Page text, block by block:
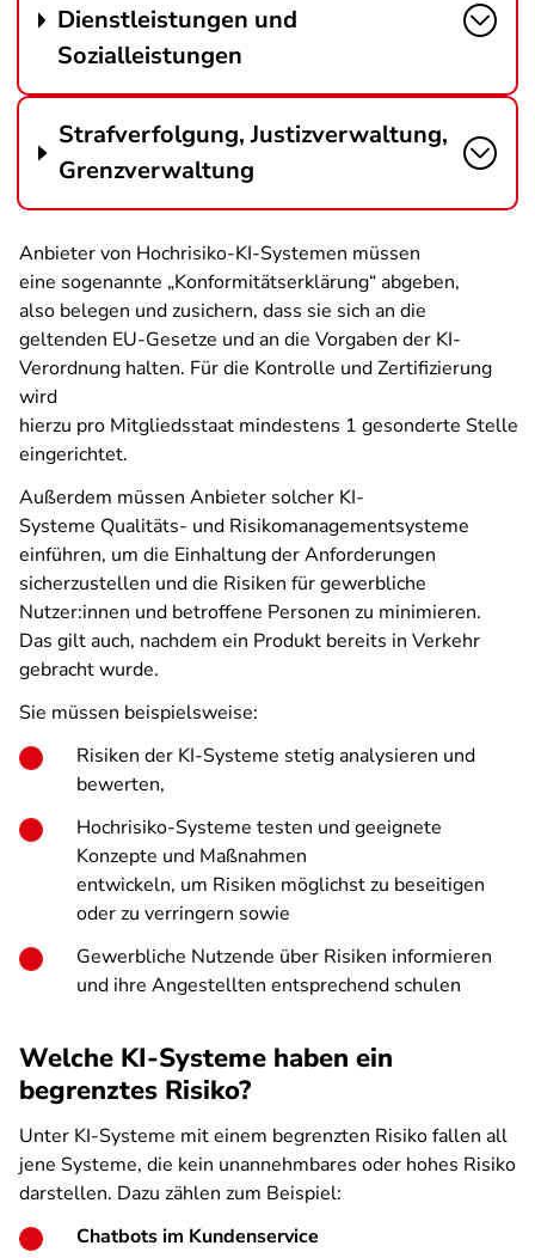
Dienstleistungen und
Sozialleistungen
Strafverfolgung, Justizverwaltung,
Grenzverwaltung
Anbieter von Hochrisiko-KI-Systemen müssen
eine sogenannte „Konformitätserklärung“ abgeben,
also belegen und zusichern, dass sie sich an die
geltenden EU-Gesetze und an die Vorgaben der KI-
Verordnung halten. Für die Kontrolle und Zertifizierung
wird
hierzu pro Mitgliedsstaat mindestens 1 gesonderte Stelle
eingerichtet.
Außerdem müssen Anbieter solcher KI-
Systeme Qualitäts- und Risikomanagementsysteme
einführen, um die Einhaltung der Anforderungen
sicherzustellen und die Risiken für gewerbliche
Nutzer:innen und betroffene Personen zu minimieren.
Das gilt auch, nachdem ein Produkt bereits in Verkehr
gebracht wurde.
Sie müssen beispielsweise:
Risiken der KI-Systeme stetig analysieren und
bewerten,
Hochrisiko-Systeme testen und geeignete
Konzepte und Maßnahmen
entwickeln, um Risiken möglichst zu beseitigen
oder zu verringern sowie
Gewerbliche Nutzende über Risiken informieren
und ihre Angestellten entsprechend schulen
Welche KI-Systeme haben ein
begrenztes Risiko?
Unter KI-Systeme mit einem begrenzten Risiko fallen all
jene Systeme, die kein unannehmbares oder hohes Risiko
darstellen. Dazu zählen zum Beispiel:
Chatbots im Kundenservice